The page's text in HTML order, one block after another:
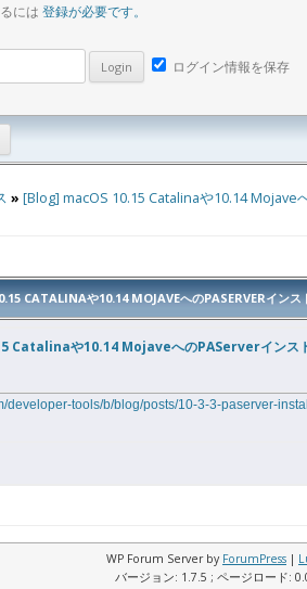
には 登録が必要です。
ログイン情報を保存
» [Blog] macOS 10.15 Catalinaや10.14
CATALINAや10.14 MOJAVEへのPASERVERイン
Catalinaや10.14 MojaveへのPAServerインスト
developer-tools/b/blog/posts/10-3-3-paserver-
WP Forum Server by ForumPress |
バージョン: 1.7.5 ; ページロード: